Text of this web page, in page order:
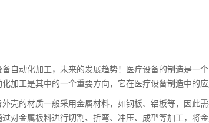
备自动化加工，未来的发展趋势！医疗设备的制造是一
加工是其中的一个重要方向，它在医疗设备制造中的
外壳的材质一般采用金属材料，如钢板、铝板等，因此
过对金属板料进行切割、折弯、冲压、成型等加工，将